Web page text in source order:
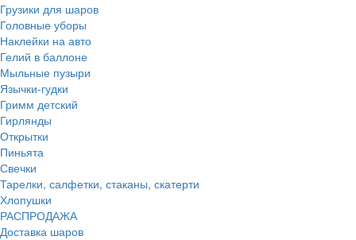
Грузики для шаров
Головные уборы
Наклейки на авто
Гелий в баллоне
Мыльные пузыри
Язычки-гудки
Гримм детский
Гирлянды
Открытки
Пиньята
Свечки
Тарелки, салфетки, стаканы, скатерти
Хлопушки
РАСПРОДАЖА
Доставка шаров